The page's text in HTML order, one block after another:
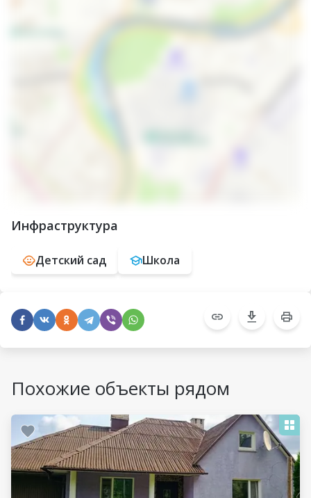
Инфраструктура
Детский сад Школа
Похожие объекты рядом